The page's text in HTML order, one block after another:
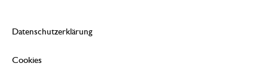
Datenschutzerklärung
Cookies